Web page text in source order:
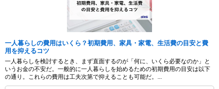
一人暮らしの費用はいくら？初期費用、家具・家電、生活費の目安と費
用を抑えるコツ
一人暮らしを検討するとき、まず直面するのが「何に、いくら必要なのか」と
いうお金の不安だ。一般的に一人暮らしを始めるための初期費用の目安は以下
の通り。これらの費用は工夫次第で抑えることも可能だ。...